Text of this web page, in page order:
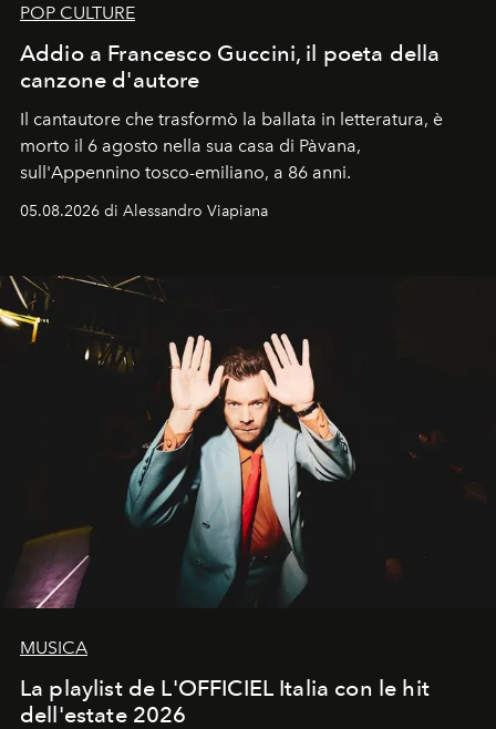
POP CULTURE
Addio a Francesco Guccini, il poeta della
canzone d'autore
Il cantautore che trasformò la ballata in letteratura, è
morto il 6 agosto nella sua casa di Pàvana,
sull'Appennino tosco-emiliano, a 86 anni.
05.08.2026 di Alessandro Viapiana
MUSICA
La playlist de L'OFFICIEL Italia con le hit
dell'estate 2026